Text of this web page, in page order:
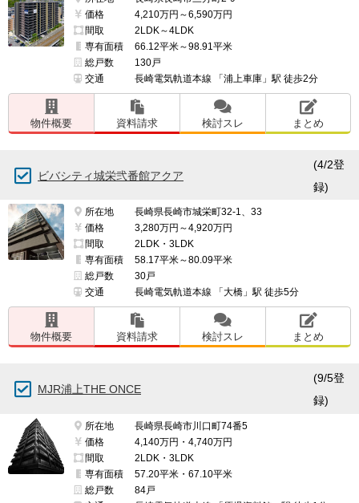
価格
4,210万円～6,590万円
間取
2LDK～4LDK
専有面積
66.12平米～98.91平米
総戸数
130戸
交通
長崎電気軌道本線 「浦上車庫」駅 徒歩2分
物件概要 資料請求 検討スレ まとめ
ビバシティ城栄弐番館アクア
(4/2登
録)
所在地
長崎県長崎市城栄町32-1、33
価格
3,280万円～4,920万円
間取
2LDK・3LDK
専有面積
58.17平米～80.09平米
総戸数
30戸
交通
長崎電気軌道本線 「大橋」駅 徒歩5分
物件概要 資料請求 検討スレ まとめ
MJR浦上THE ONCE
(9/5登
録)
所在地
長崎県長崎市川口町74番5
価格
4,140万円・4,740万円
間取
2LDK・3LDK
専有面積
57.20平米・67.10平米
総戸数
84戸